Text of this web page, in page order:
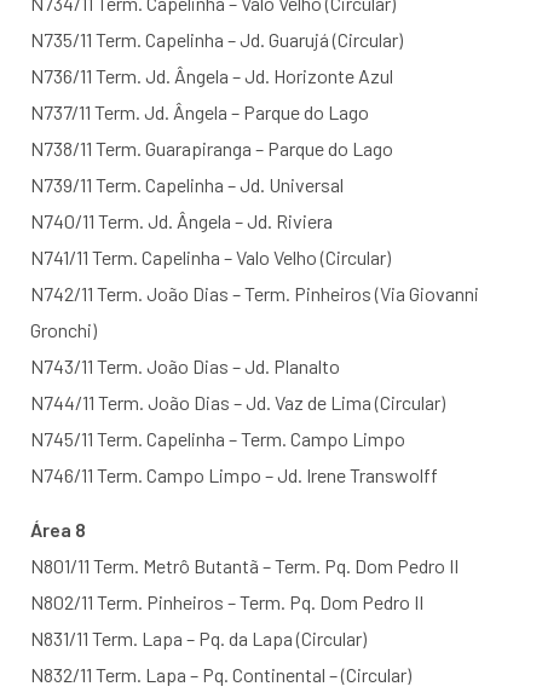
N735/11 Term. Capelinha – Jd. Guarujá (Circular)
N736/11 Term. Jd. Ângela – Jd. Horizonte Azul
N737/11 Term. Jd. Ângela – Parque do Lago
N738/11 Term. Guarapiranga – Parque do Lago
N739/11 Term. Capelinha – Jd. Universal
N740/11 Term. Jd. Ângela – Jd. Riviera
N741/11 Term. Capelinha – Valo Velho (Circular)
N742/11 Term. João Dias – Term. Pinheiros (Via Giovanni
Gronchi)
N743/11 Term. João Dias – Jd. Planalto
N744/11 Term. João Dias – Jd. Vaz de Lima (Circular)
N745/11 Term. Capelinha – Term. Campo Limpo
N746/11 Term. Campo Limpo – Jd. Irene Transwolff
Área 8
N801/11 Term. Metrô Butantã – Term. Pq. Dom Pedro II
N802/11 Term. Pinheiros – Term. Pq. Dom Pedro II
N831/11 Term. Lapa – Pq. da Lapa (Circular)
N832/11 Term. Lapa – Pq. Continental – (Circular)